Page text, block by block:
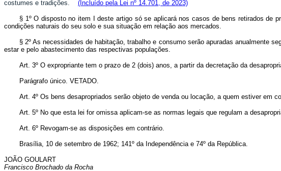
costumes e tradições. (Incluído pela Lei nº 14.701, de 2023)
§ 1º O disposto no item I deste artigo só se aplicará nos casos de bens retirados de
condições naturais do seu solo e sua situação em relação aos mercados.
§ 2º As necessidades de habitação, trabalho e consumo serão apuradas anualmente
estar e pelo abastecimento das respectivas populações.
Art. 3º O expropriante tem o prazo de 2 (dois) anos, a partir da decretação da
Parágrafo único. VETADO.
Art. 4º Os bens desapropriados serão objeto de venda ou locação, a quem estiver em
Art. 5º No que esta lei for omissa aplicam-se as normas legais que regulam a
Art. 6º Revogam-se as disposições em contrário.
Brasília, 10 de setembro de 1962; 141º da Independência e 74º da República.
JOÃO GOULART
Francisco Brochado da Rocha